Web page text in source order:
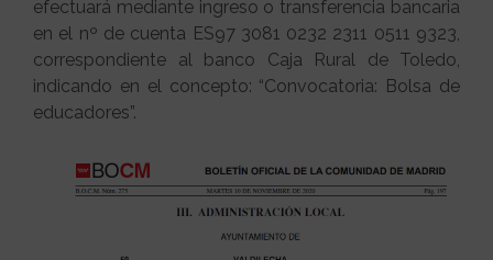
efectuará mediante ingreso o transferencia bancaria
en el nº de cuenta ES97 3081 0232 2311 0511 9323,
correspondiente al banco Caja Rural de Toledo,
indicando en el concepto: “Convocatoria: Bolsa de